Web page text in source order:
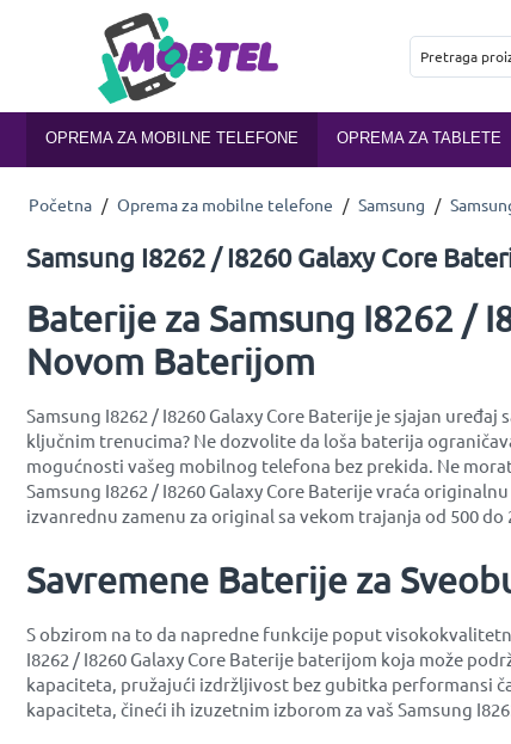
OPREMA ZA MOBILNE TELEFONE OPREMA ZA TABLETE
Početna / Oprema za mobilne telefone / Samsung /
Samsung I8262 / I8260 Galaxy Core
Baterije za Samsung I8262 /
Novom Baterijom
Samsung I8262 / I8260 Galaxy Core Baterije je sjajan
ključnim trenucima? Ne dozvolite da loša baterija
mogućnosti vašeg mobilnog telefona bez prekida. Ne
Samsung I8262 / I8260 Galaxy Core Baterije vraća
izvanrednu zamenu za original sa vekom trajanja od 500 do
Savremene Baterije za
S obzirom na to da napredne funkcije poput
I8262 / I8260 Galaxy Core Baterije baterijom koja može
kapaciteta, pružajući izdržljivost bez gubitka performansi
kapaciteta, čineći ih izuzetnim izborom za vaš Samsung